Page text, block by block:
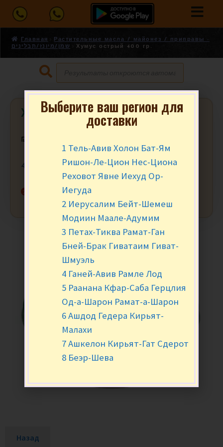
Главная
Растительные масла / майонез / приправы -
שמן/מיונז/תבלינים
Хумус острый 400 гр.
Хумус острый 400 гр.
₪
400 гр.
Нет в наличии
Назад
Выберите ваш регион для
доставки
1 Тель-Авив Холон Бат-Ям
Ришон-Ле-Цион Нес-Циона
Реховот Явне Иехуд Ор-
Иегуда
2 Иерусалим Бейт-Шемеш
Модиин Маале-Адумим
3 Петах-Тиква Рамат-Ган
Бней-Брак Гиватаим Гиват-
Шмуэль
4 Ганей-Авив Рамле Лод
5 Раанана Кфар-Саба Герцлия
Од-а-Шарон Рамат-а-Шарон
6 Ашдод Гедера Кирьят-
Малахи
7 Ашкелон Кирьят-Гат Сдерот
8 Беэр-Шева